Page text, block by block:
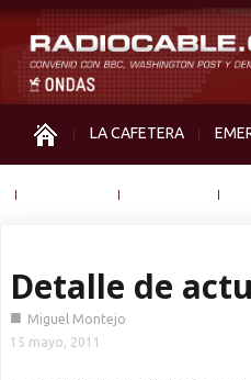
LA CAFETERA
Detalle de
■ Miguel Montejo
15 mayo, 2011